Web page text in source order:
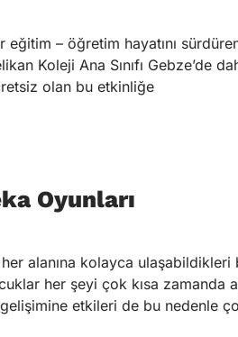
eğitim – öğretim hayatını
Koleji Ana Sınıfı Gebze’de
olan bu etkinliğe
Oyunları
alanına kolayca
her şeyi çok kısa zamanda
etkileri de bu nedenle